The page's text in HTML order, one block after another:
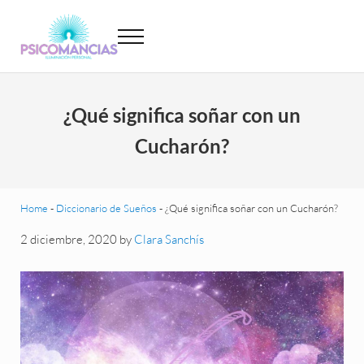
Psicomancias
Menu
¿Qué significa soñar con un
Cucharón?
Home - Diccionario de Sueños -¿Qué significa soñar con un Cucharón?
2 diciembre, 2020 by Clara Sanchís